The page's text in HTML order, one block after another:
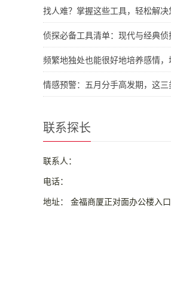
联系探长
联系人：
电话：
地址： 金福商厦正对面办公楼入口